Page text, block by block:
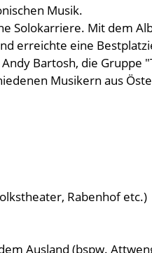
Musik.
Solokarriere. Mit dem
erreichte eine
Bartosh, die Gruppe
Musikern aus
Rabenhof etc.)
Ausland (bspw.